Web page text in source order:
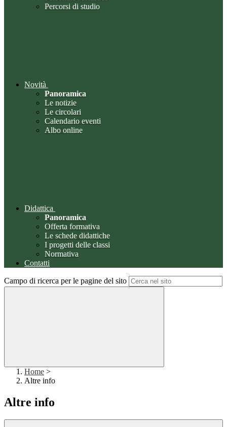
Percorsi di studio
Novità
Panoramica
Le notizie
Le circolari
Calendario eventi
Albo online
Didattica
Panoramica
Offerta formativa
Le schede didattiche
I progetti delle classi
Normativa
Contatti
Campo di ricerca per le pagine del sito
Home >
Altre info
Altre info